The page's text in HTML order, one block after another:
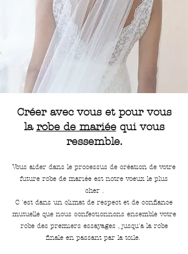
Créer avec vous et pour vous
la robe de mariéequi vous
ressemble.
Vous aider dans le processus de création de votre
future robe de mariée est notre voeux le plus
cher .
C 'est dans un climat de respect et de confiance
mutuelle que nous confectionnons ensemble votre
robe des premiers essayages , jusqu'a la robe
finale en passant par la toile.